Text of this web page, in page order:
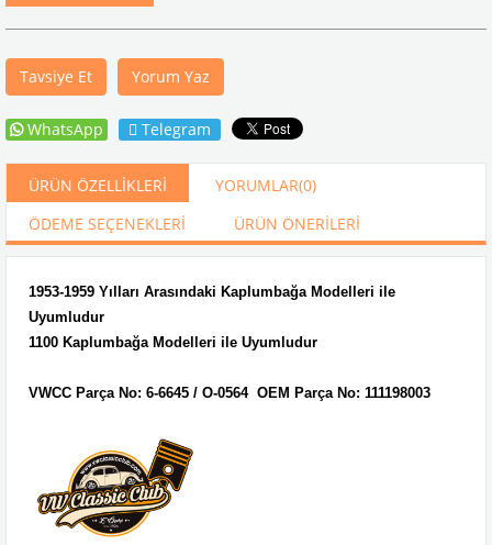
Tavsiye Et Yorum Yaz
WhatsApp Telegram
ÜRÜN ÖZELLIKLERI YORUMLAR(0)
ÖDEME SEÇENEKLERI
ÜRÜN ÖNERILERI
1953-1959 Yılları Arasındaki Kaplumbağa Modelleri ile
Uyumludur
1100 Kaplumbağa Modelleri ile Uyumludur
VWCC Parça No: 6-6645 / O-0564 OEM Parça No: 111198003